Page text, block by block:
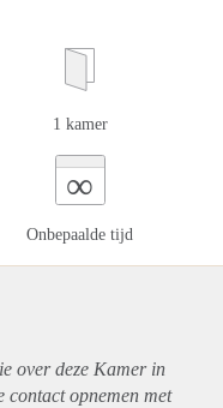
1 kamer
∞
Onbepaalde tijd
over deze Kamer in
contact opnemen met